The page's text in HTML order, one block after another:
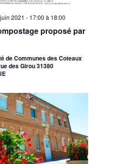
proposé par
2021 - 17:00 à 18:00
de Communes des Coteaux
des Girou 31380